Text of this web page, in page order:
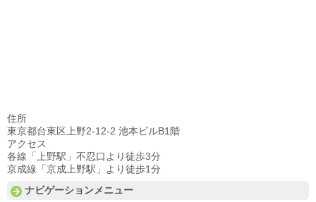
住所
東京都台東区上野2-12-2 池本ビルB1階
アクセス
各線「上野駅」不忍口より徒歩3分
京成線「京成上野駅」より徒歩1分
ナビゲーションメニュー